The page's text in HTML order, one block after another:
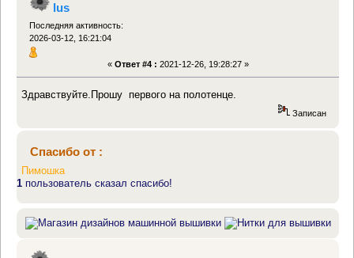
lus
Последняя активность:
2026-03-12, 16:21:04
« Ответ #4 : 2021-12-26, 19:28:27 »
Здравствуйте.Прошу первого на полотенце.
Записан
Спасибо от :
Пимошка
1 пользователь сказал спасибо!